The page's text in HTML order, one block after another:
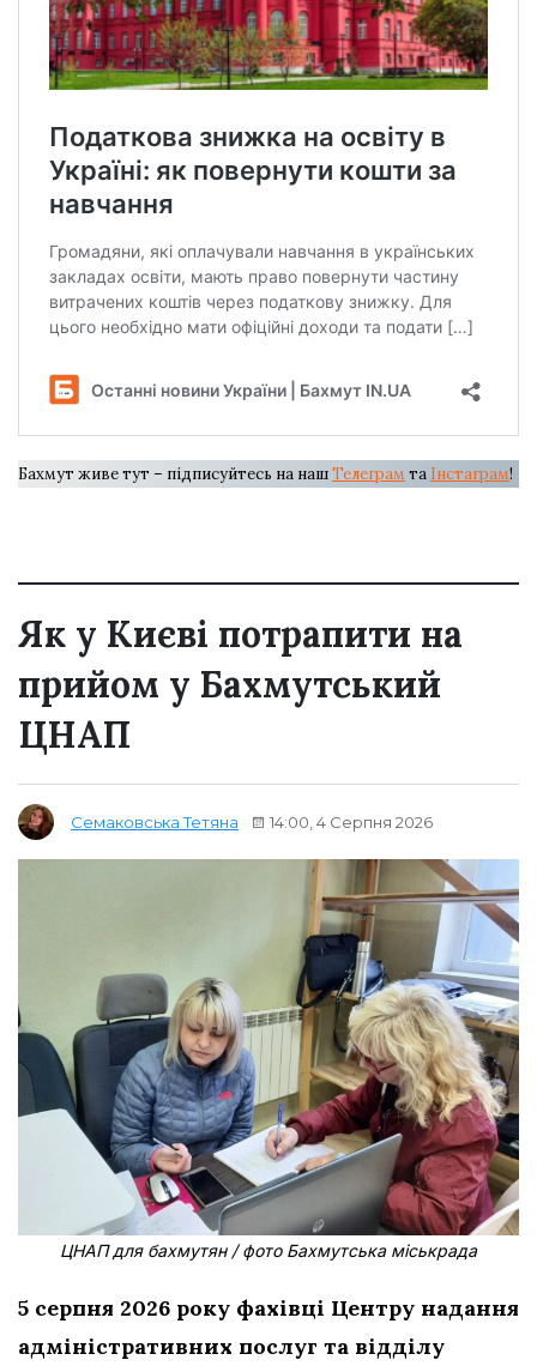
Бахмут живе тут – підписуйтесь на нашТелеграм та Інстаграм!
Як у Києві потрапити на
прийом у Бахмутський
ЦНАП
Семаковська Тетяна 14:00, 4 Серпня 2026
ЦНАП для бахмутян / фото Бахмутська міськрада
5 серпня 2026 року фахівці Центру надання
адміністративних послуг та відділу